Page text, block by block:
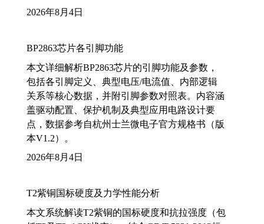
2026年8月4日
BP2863芯片各引脚功能
本文详细解析BP2863芯片的引脚功能及参数，
包括各引脚定义、典型电压/电流值、内部逻辑
关系等核心数据，并附引脚参数对照表。内容涵
盖驱动配置、保护机制及典型应用电路设计要
点，数据参考自杭州士兰微电子官方规格书（版
本V1.2）。
2026年8月4日
T2紫铜国标硬度及力学性能分析
本文系统解读T2紫铜的国标硬度和抗拉强度（包